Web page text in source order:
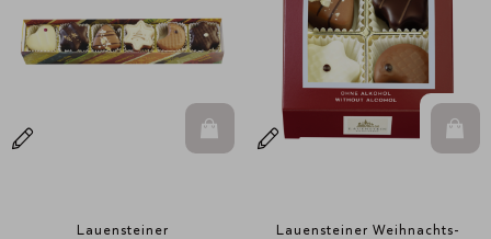
In den Warenkorb
Lauensteiner
In
Lauensteiner Weihnachts-